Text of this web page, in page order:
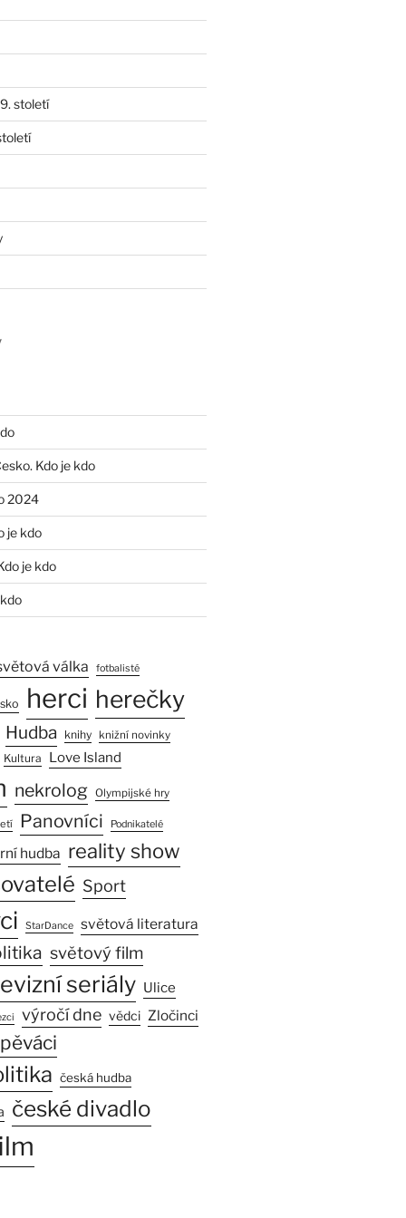
století
Kdo je kdo
2024
je kdo
je kdo
válka fotbalisté
herci herečky
Hudba knihy knižní novinky
Kultura Love Island
nekrolog Olympijské hry
Panovníci Podnikatelé
hudba reality show
Sport
StarDance světová literatura
světový film
seriály Ulice
výročí dne vědci Zločinci
česká hudba
české divadlo